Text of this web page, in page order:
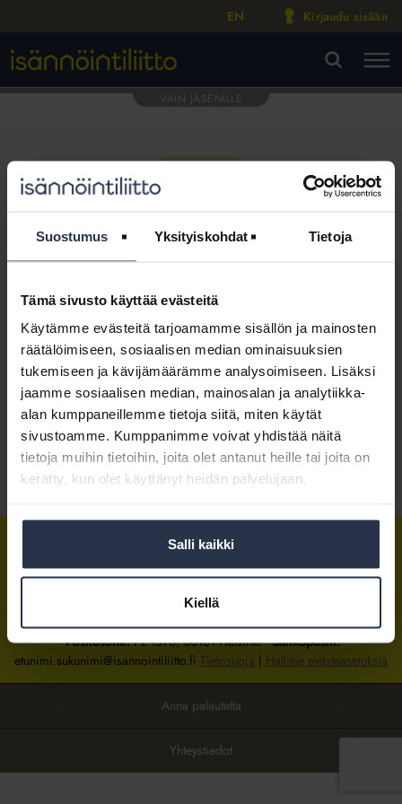
Suostumus Yksityiskohdat Tietoja
Tämä sivusto käyttää evästeitä
Käytämme evästeitä tarjoamamme sisällön ja mainosten
räätälöimiseen, sosiaalisen median ominaisuuksien
tukemiseen ja kävijämäärämme analysoimiseen. Lisäksi
jaamme sosiaalisen median, mainosalan ja analytiikka-
alan kumppaneillemme tietoja siitä, miten käytät
sivustoamme. Kumppanimme voivat yhdistää näitä
tietoja muihin tietoihin, joita olet antanut heille tai joita on
kerätty, kun olet käyttänyt heidän palvelujaan.
Salli kaikki
Kiellä
EN Kirjaudu sisään
Tämä osio on rajattu
Isännöintiliiton jäsenyritysten
henkilökunnalle
Kirjaudu sisään
Tietoa jäsenyydestä
IsännöintiliittoIsännöintiliittoIsännöintiliitto
Isännöintiliiton toimistosijaitsee Hakaniemessä Helsingissä.
Postiosoite:PL 1370, 00101 HelsinkiSähköpostit:
etunimi.sukunimi@isannointiliitto.fi Tietosuoja | Hallitse evästeasetuksia
Anna palautetta
Yhteystiedot